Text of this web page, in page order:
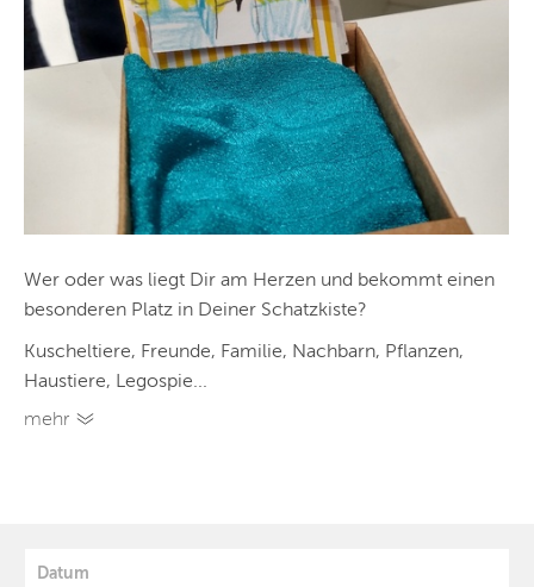
Wer oder was liegt Dir am Herzen und bekommt einen
besonderen Platz in Deiner Schatzkiste?
Kuscheltiere, Freunde, Familie, Nachbarn, Pflanzen,
Haustiere, Legospie...
mehr
Datum